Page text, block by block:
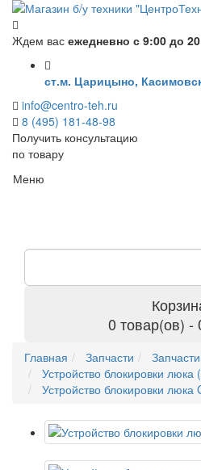
Ждем вас ежедневно с 9:00 до
ст.м. Царицыно,
info@centro-teh.ru
8 (495) 181-48-98
Получить консультацию
по товару
Меню
0 товар(ов) -
Главная Запчасти
Устройство блокировки люка
Устройство блокировки люка